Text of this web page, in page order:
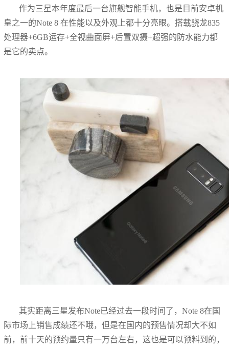
作为三星本年度最后一台旗舰智能手机，也是目前安卓机
皇之一的Note 8 在性能以及外观上都十分亮眼。搭载骁龙835
处理器+6GB运存+全视曲面屏+后置双摄+超强的防水能力都
是它的卖点。
其实距离三星发布Note已经过去一段时间了，Note 8在国
际市场上销售成绩还不哦，但是在国内的预售情况却大不如
前，前十天的预约量只有一万台左右，这也是可以预料到的，